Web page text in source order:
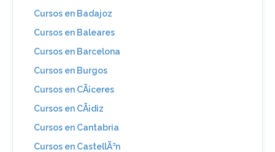
Cursos en Badajoz
Cursos en Baleares
Cursos en Barcelona
Cursos en Burgos
Cursos en CÃ¡ceres
Cursos en CÃ¡diz
Cursos en Cantabria
Cursos en CastellÃ³n